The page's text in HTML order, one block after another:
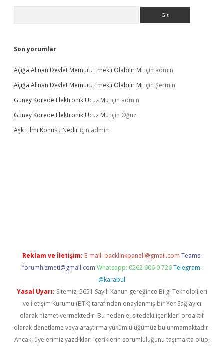
Son yorumlar
Açığa Alınan Devlet Memuru Emekli Olabilir Mi için admin
Açığa Alınan Devlet Memuru Emekli Olabilir Mi için Şermin
Güney Korede Elektronik Ucuz Mu için admin
Güney Korede Elektronik Ucuz Mu için Oğuz
Aşk Filmi Konusu Nedir için admin
Reklam ve İletişim: E-mail: backlinkpaneli@gmail.com Teams:
forumhizmeti@gmail.com Whatsapp: 0262 606 0 726 Telegram:
@karabul
Yasal Uyarı: Sitemiz, 5651 Sayılı Kanun gereğince Bilgi Teknolojileri
ve İletişim Kurumu (BTK) tarafından onaylanmış bir Yer Sağlayıcı
olarak hizmet vermektedir. Bu nedenle, sitedeki içerikleri proaktif
olarak denetleme veya araştırma yükümlülüğümüz bulunmamaktadır.
Ancak, üyelerimiz yazdıkları içeriklerin sorumluluğunu taşımakta olup,